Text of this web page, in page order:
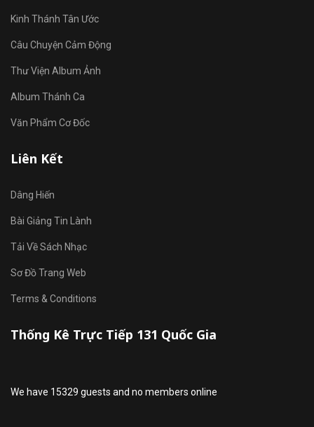
Kinh Thánh Tân Ước
Câu Chuyện Cảm Động
Thư Viện Album Ảnh
Album Thánh Ca
Văn Phẩm Cơ Đốc
Liên Kết
Dâng Hiến
Bài Giảng Tin Lành
Tải Về Sách Nhạc
Sơ Đồ Trang Web
Terms & Conditions
Thống Kê Trực Tiếp 131 Quốc Gia
We have 15329 guests and no members online